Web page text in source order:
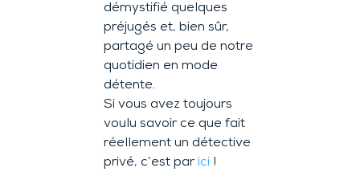
démystifié quelques
préjugés et, bien sûr,
partagé un peu de notre
quotidien en mode
détente.
Si vous avez toujours
voulu savoir ce que fait
réellement un détective
privé, c’est parici !